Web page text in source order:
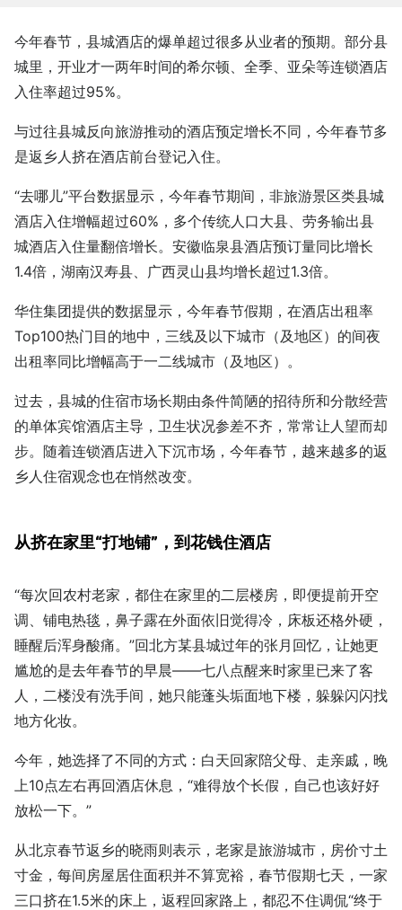
今年春节，县城酒店的爆单超过很多从业者的预期。部分县
城里，开业才一两年时间的希尔顿、全季、亚朵等连锁酒店
入住率超过95%。
与过往县城反向旅游推动的酒店预定增长不同，今年春节多
是返乡人挤在酒店前台登记入住。
“去哪儿”平台数据显示，今年春节期间，非旅游景区类县城
酒店入住增幅超过60%，多个传统人口大县、劳务输出县
城酒店入住量翻倍增长。安徽临泉县酒店预订量同比增长
1.4倍，湖南汉寿县、广西灵山县均增长超过1.3倍。
华住集团提供的数据显示，今年春节假期，在酒店出租率
Top100热门目的地中，三线及以下城市（及地区）的间夜
出租率同比增幅高于一二线城市（及地区）。
过去，县城的住宿市场长期由条件简陋的招待所和分散经营
的单体宾馆酒店主导，卫生状况参差不齐，常常让人望而却
步。随着连锁酒店进入下沉市场，今年春节，越来越多的返
乡人住宿观念也在悄然改变。
从挤在家里“打地铺”，到花钱住酒店
“每次回农村老家，都住在家里的二层楼房，即便提前开空
调、铺电热毯，鼻子露在外面依旧觉得冷，床板还格外硬，
睡醒后浑身酸痛。”回北方某县城过年的张月回忆，让她更
尴尬的是去年春节的早晨——七八点醒来时家里已来了客
人，二楼没有洗手间，她只能蓬头垢面地下楼，躲躲闪闪找
地方化妆。
今年，她选择了不同的方式：白天回家陪父母、走亲戚，晚
上10点左右再回酒店休息，“难得放个长假，自己也该好好
放松一下。”
从北京春节返乡的晓雨则表示，老家是旅游城市，房价寸土
寸金，每间房屋居住面积并不算宽裕，春节假期七天，一家
三口挤在1.5米的床上，返程回家路上，都忍不住调侃“终于